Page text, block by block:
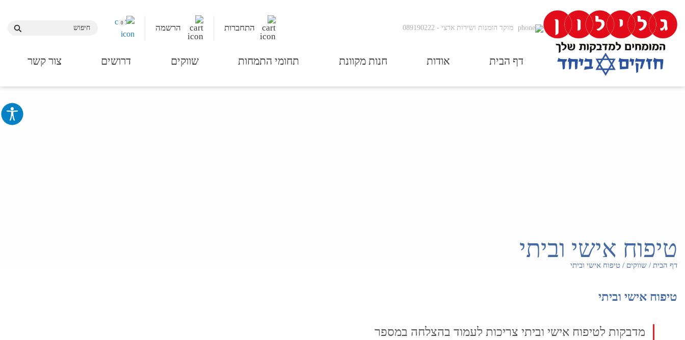
מוקד הזמנות ושירות ארצי-
089190222 התחברות הרשמה 0
דף הבית אודות חנות מקוונת תחומי התמחות שווקים דרושים צור קשר
טיפוח אישי וביתי
דף הבית / שווקים / טיפוח אישי וביתי
טיפוח אישי וביתי
מדבקות לטיפוח אישי וביתי צריכות לעמוד בהצלחה במספר